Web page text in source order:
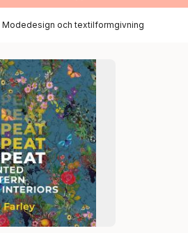
Modedesign och textilformgivning